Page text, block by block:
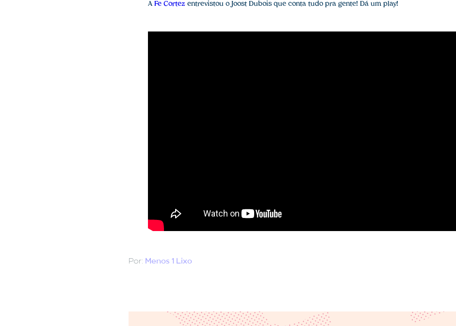
AFe Cortez entrevistou o Joost Dubois que conta tudo pra gente! Dá um play!
Menos 1 Lixo
Por: